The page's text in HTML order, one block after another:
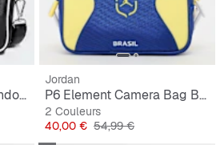
Adicolor petit sac à bandoulière
Jordan
P6 Element Camera Bag Brazil
2 Couleurs
Prix
40,00 € Prix original
54,99 €